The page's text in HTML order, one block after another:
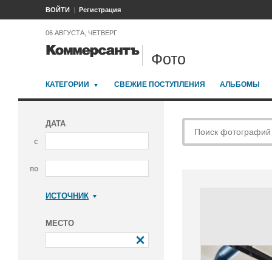
ВОЙТИ Регистрация
06 АВГУСТА, ЧЕТВЕРГ
Фото
КАТЕГОРИИ СВЕЖИЕ ПОСТУПЛЕНИЯ АЛЬБОМЫ
ДАТА
с
по
ИСТОЧНИК
МЕСТО